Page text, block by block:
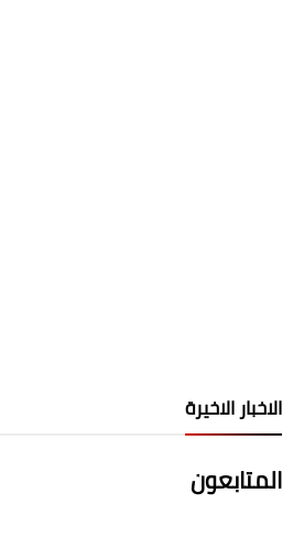
الاخبار الاخيرة
المتابعون